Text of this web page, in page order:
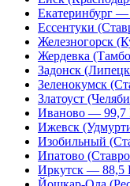
Екатеринбург
Ессентуки
Железногорск
Жердевка
Задонск
Зеленокумск
Златоуст
Иваново — 99,7
Ижевск
Изобильный
Ипатово
Иркутск — 88,5